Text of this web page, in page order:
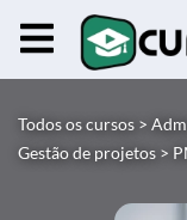
Todos os cursos >
Gestão de projetos >